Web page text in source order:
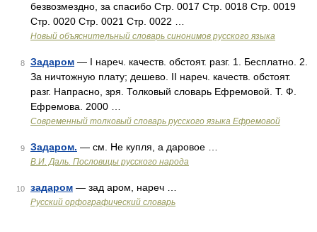
безвозмездно, за спасибо Стр. 0017 Стр. 0018 Стр. 0019
Стр. 0020 Стр. 0021 Стр. 0022 …
Новый объяснительный словарь синонимов русского языка
8 Задаром — I нареч. качеств. обстоят. разг. 1. Бесплатно. 2.
За ничтожную плату; дешево. II нареч. качеств. обстоят.
разг. Напрасно, зря. Толковый словарь Ефремовой. Т. Ф.
Ефремова. 2000 …
Современный толковый словарь русского языка Ефремовой
9 Задаром. — см. Не купля, а даровое …
В.И. Даль. Пословицы русского народа
10 задаром — зад аром, нареч …
Русский орфографический словарь